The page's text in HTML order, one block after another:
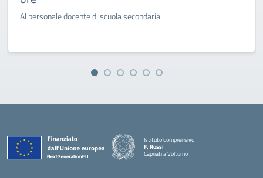
Al personale docente di scuola secondaria
Istituto Comprensivo
F. Rossi
Capriati a Volturno
— Visita la pagina iniziale della scuola